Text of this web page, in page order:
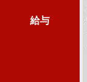
給与